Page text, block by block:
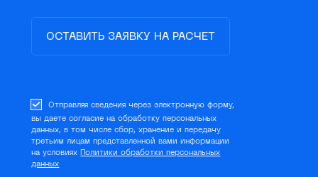
ОСТАВИТЬ ЗАЯВКУ НА РАСЧЕТ
Отправляя сведения через электронную форму,
вы даете согласие на обработку персональных
данных, в том числе сбор, хранение и передачу
третьим лицам представленной вами информации
на условияхПолитики обработки персональных
данных